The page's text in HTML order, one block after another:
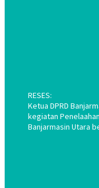
RESES:
Ketua DPRD
kegiatan
Banjarmasin Utara